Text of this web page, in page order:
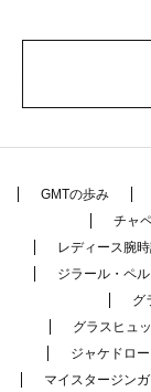
GMTの歩み
チャ
レディース腕
ジラール・ペ
グ
グラスヒュ
ジャケドロー
マイスタージン